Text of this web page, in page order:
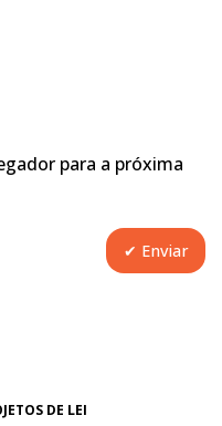
para a próxima
DE LEI